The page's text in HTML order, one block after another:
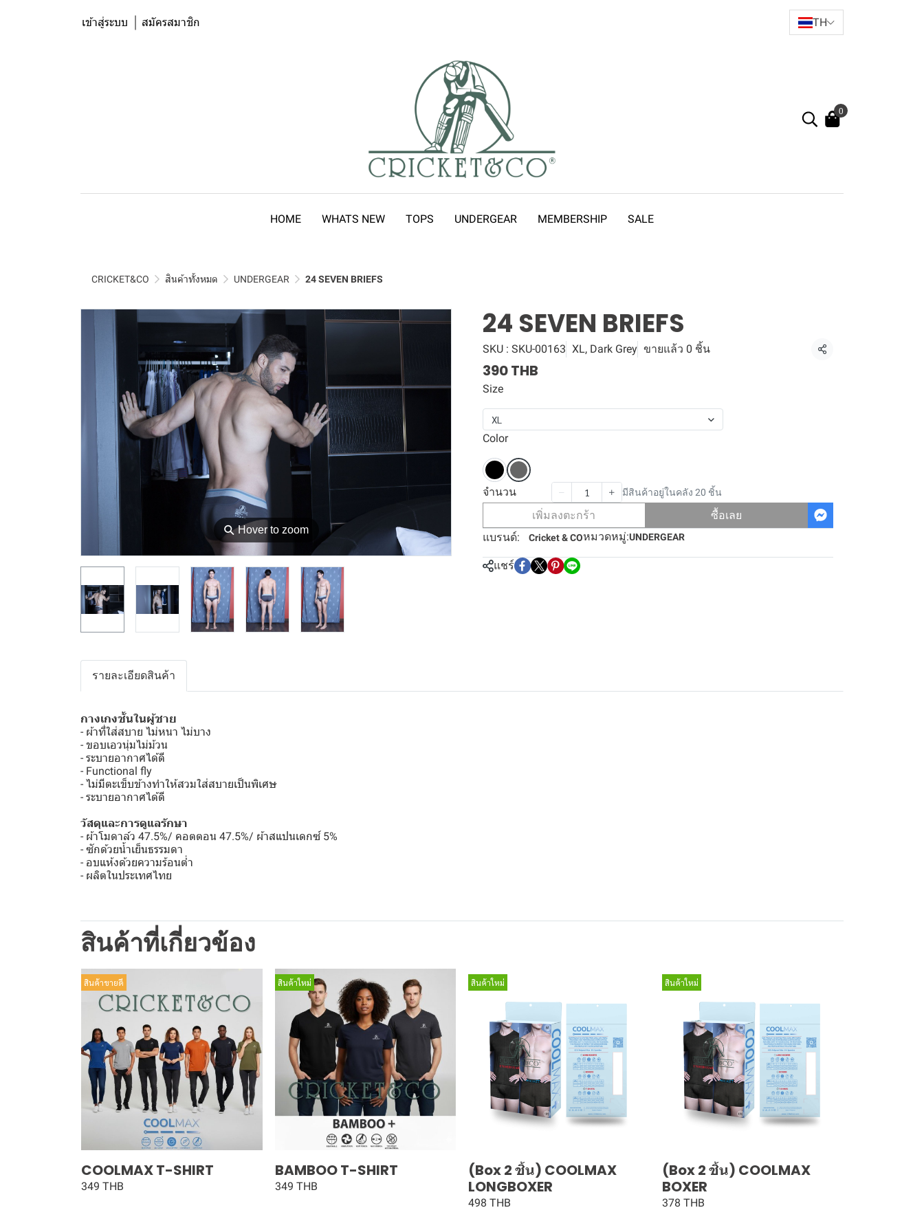
เข้าสู่ระบบ สมัครสมาชิก TH
0
HOME WHATS NEW TOPS UNDERGEAR MEMBERSHIP SALE
CRICKET&CO สินค้าทั้งหมด UNDERGEAR 24 SEVEN BRIEFS
⚲Hover to zoom
24 SEVEN BRIEFS
SKU : SKU-00163 XL, Dark Grey ขายแล้ว 0 ชิ้น แชร์
390 THB
Size
XL
Color
จำนวน มีสินค้าอยู่ในคลัง 20 ชิ้น
เพิ่มลงตะกร้า
ซื้อเลย
แบรนด์:
Cricket & COหมวดหมู่:UNDERGEAR
แชร์
รายละเอียดสินค้า
กางเกงชั้นในผู้ชาย
- ผ้าที่ใส่สบาย ไม่หนา ไม่บาง
- ขอบเอวนุ่มไม่ม้วน
- ระบายอากาศได้ดี
- Functional fly
- ไม่มีตะเข็บข้างทำให้สวมใส่สบายเป็นพิเศษ
- ระบายอากาศได้ดี
วัสดุและการดูแลรักษา
- ผ้าโมดาล์ว 47.5%/ คอตตอน 47.5%/ ผ้าสแปนเดกซ์ 5%
- ซักด้วยน้ำเย็นธรรมดา
- อบแห้งด้วยความร้อนต่ำ
- ผลิตในประเทศไทย
สินค้าที่เกี่ยวข้อง
สินค้าขายดี
COOLMAX T-SHIRT
349 THB
สินค้าใหม่
BAMBOO T-SHIRT
349 THB
สินค้าใหม่
(Box 2 ชิ้น) COOLMAX
LONGBOXER
498 THB
สินค้าใหม่
(Box 2 ชิ้น) COOLMAX
BOXER
378 THB